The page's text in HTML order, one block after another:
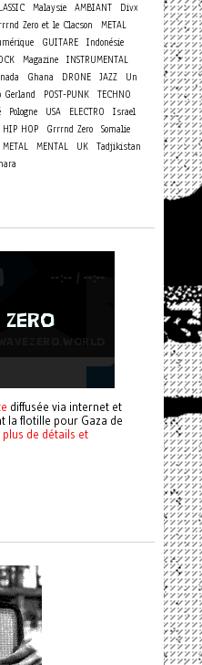
Malaysie AMBIANT
Divx
Zero et le Clacson
METAL
GUITARE
Indonésie
Magazine INSTRUMENTAL
Ghana DRONE JAZZ
Un
Gerland POST-PUNK TECHNO
Pologne USA ELECTRO
Israel
HIP HOP Grrrnd Zero
Somalie
MENTAL UK
Tadjikistan
diffusée via internet et
la flotille pour Gaza de
de détails et